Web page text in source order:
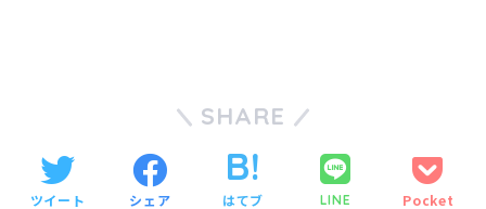
SHARE
ツイート シェア はてブ LINE Pocket